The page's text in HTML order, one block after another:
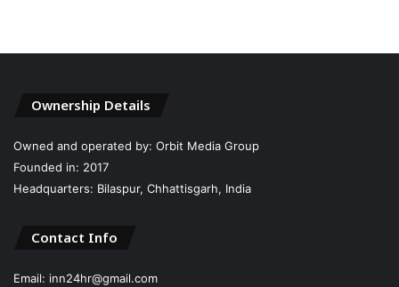
Ownership Details
Owned and operated by: Orbit Media Group
Founded in: 2017
Headquarters: Bilaspur, Chhattisgarh, India
Contact Info
Email: inn24hr@gmail.com